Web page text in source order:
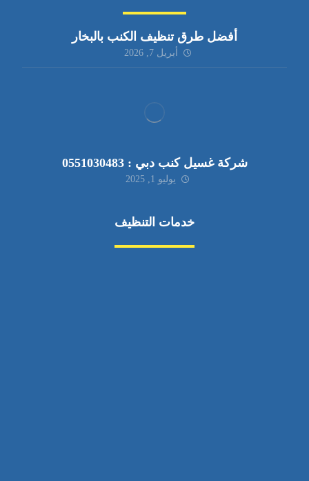
أفضل طرق تنظيف الكنب بالبخار
أبريل 7, 2026
شركة غسيل كنب دبي : 0551030483
يوليو 1, 2025
خدمات التنظيف